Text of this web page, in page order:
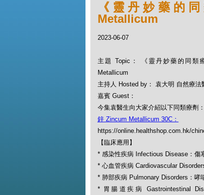
《靈丹妙藥的
Metallicum
2023-06-07
主題 Topic： 《靈丹妙藥的同類
Metallicum
主持人 Hosted by： 袁大明 自然療法
嘉賓 Guest：
今集袁醫生向大家介紹以下同類療劑
鋅 Zincum Metallicum 30C：
https://online.healthshop.com.hk/
【臨床應用】
* 感染性疾病 Infectious Disease：傷
* 心血管疾病 Cardiovascular
* 肺部疾病 Pulmonary Disorders：哮
* 胃腸道疾病 Gastrointestinal